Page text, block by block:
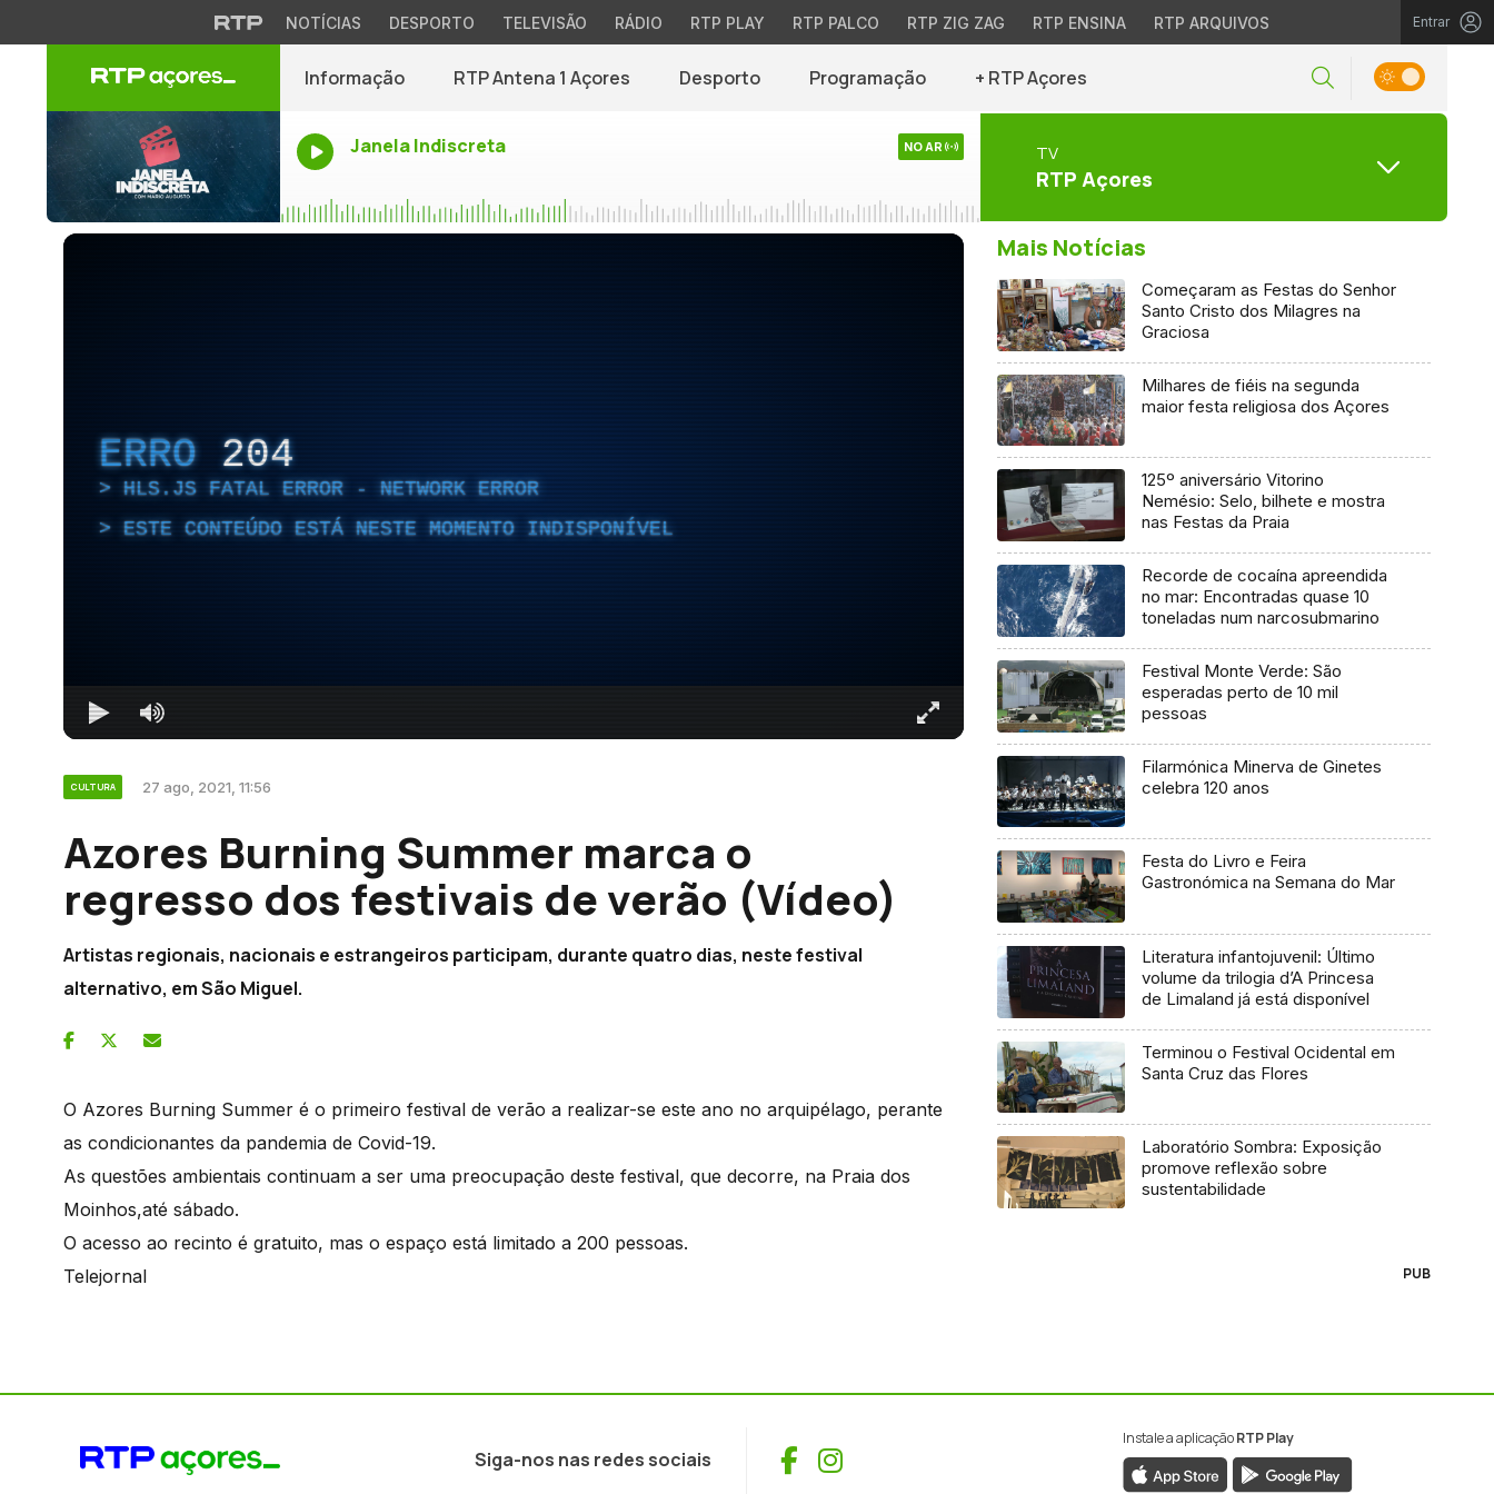
NOTÍCIAS DESPORTO TELEVISÃO RÁDIO RTP PLAY RTP PALCO RTP ZIG ZAG RTP ENSINA RTP ARQUIVOS Entrar
Informação RTP Antena 1 Açores Desporto Programação + RTP Açores
Janela Indiscreta NO AR TV
RTP Açores
ERRO 204
HLS.JS FATAL ERROR - NETWORK ERROR
ESTE CONTEÚDO ESTÁ NESTE MOMENTO INDISPONÍVEL
CULTURA 27 ago, 2021, 11:56
Azores Burning Summer marca o
regresso dos festivais de verão (Vídeo)
Artistas regionais, nacionais e estrangeiros participam, durante quatro dias, neste festival
alternativo, em São Miguel.
O Azores Burning Summer é o primeiro festival de verão a realizar-se este ano no arquipélago, perante
as condicionantes da pandemia de Covid-19.
As questões ambientais continuam a ser uma preocupação deste festival, que decorre, na Praia dos
Moinhos,até sábado.
O acesso ao recinto é gratuito, mas o espaço está limitado a 200 pessoas.
Telejornal
Mais Notícias
Começaram as Festas do Senhor
Santo Cristo dos Milagres na
Graciosa
Milhares de fiéis na segunda
maior festa religiosa dos Açores
125º aniversário Vitorino
Nemésio: Selo, bilhete e mostra
nas Festas da Praia
Recorde de cocaína apreendida
no mar: Encontradas quase 10
toneladas num narcosubmarino
Festival Monte Verde: São
esperadas perto de 10 mil
pessoas
Filarmónica Minerva de Ginetes
celebra 120 anos
Festa do Livro e Feira
Gastronómica na Semana do Mar
Literatura infantojuvenil: Último
volume da trilogia d’A Princesa
de Limaland já está disponível
Terminou o Festival Ocidental em
Santa Cruz das Flores
Laboratório Sombra: Exposição
promove reflexão sobre
sustentabilidade
PUB
Siga-nos nas redes sociais Facebook
Instagram
Instale a aplicaçãoRTP Play